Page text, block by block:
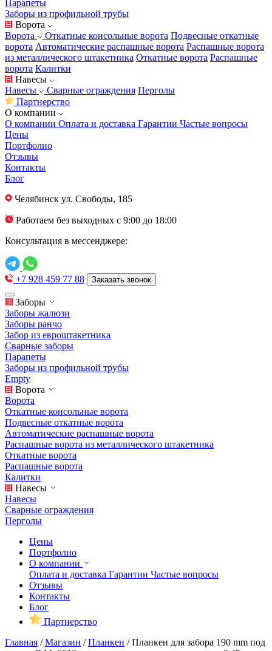
Парапеты
Заборы из профильной трубы
Ворота
Ворота
Откатные консольные ворота Подвесные откатные
ворота Автоматические распашные ворота Распашные ворота
из металлического штакетника Откатные ворота Распашные
ворота Калитки
Навесы
Навесы
Сварные ограждения Перголы
Партнерство
О компании
О компании Оплата и доставка Гарантии Частые вопросы
Цены
Портфолио
Отзывы
Контакты
Блог
Челябинск ул. Свободы, 185
Работаем без выходных с 9:00 до 18:00
Консультация в мессенджере:
+7 928 459 77 88 Заказать звонок
Заборы
Заборы жалюзи
Заборы ранчо
Забор из евроштакетника
Сварные заборы
Парапеты
Заборы из профильной трубы
Empty
Ворота
Ворота
Откатные консольные ворота
Подвесные откатные ворота
Автоматические распашные ворота
Распашные ворота из металлического штакетника
Откатные ворота
Распашные ворота
Калитки
Навесы
Навесы
Сварные ограждения
Перголы
Цены
Портфолио
О компании
Оплата и доставка Гарантии Частые вопросы
Отзывы
Контакты
Блог
Партнерство
Главная /Магазин /Планкен /Планкен для забора 190 mm под